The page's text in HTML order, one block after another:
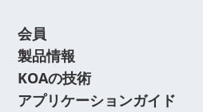
会員
製品情報
KOAの技術
アプリケーションガイド